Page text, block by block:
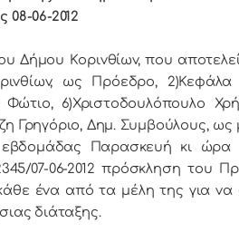
08-06-2012
Κoριvθίωv, πoυ
ως Πρόεδρo, 2)Κεφάλα
6)Χριστοδουλόπουλο
Γρηγόριο, Δημ. Συμβoύλoυς, ως
Παρασκευή κι ώρα
07-06-2012 πρόσκληση τoυ
έvα από τα μέλη της για vα
διάταξης.